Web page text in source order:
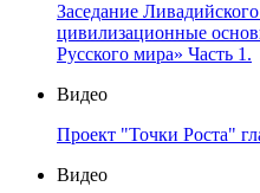
Заседание
цивилизационные
Русского мира» Часть 1.
Видео
Проект "Точки Роста"
Видео